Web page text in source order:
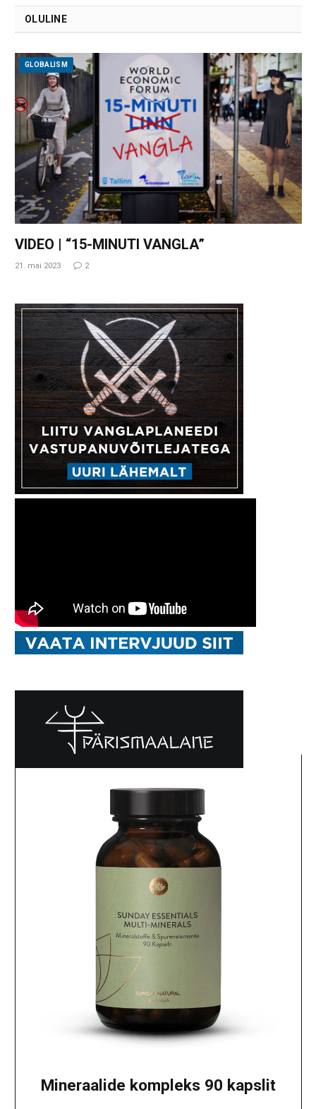
OLULINE
GLOBALISM
VIDEO | “15-MINUTI VANGLA”
21. mai 2023 2
Mineraalide kompleks 90 kapslit